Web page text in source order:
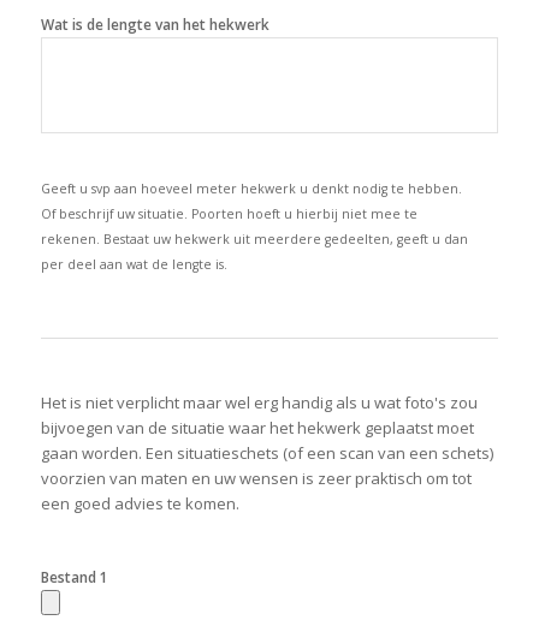
Wat is de lengte van het hekwerk
Geeft u svp aan hoeveel meter hekwerk u denkt nodig te hebben.
Of beschrijf uw situatie. Poorten hoeft u hierbij niet mee te
rekenen. Bestaat uw hekwerk uit meerdere gedeelten, geeft u dan
per deel aan wat de lengte is.
Het is niet verplicht maar wel erg handig als u wat foto's zou
bijvoegen van de situatie waar het hekwerk geplaatst moet
gaan worden. Een situatieschets (of een scan van een schets)
voorzien van maten en uw wensen is zeer praktisch om tot
een goed advies te komen.
Bestand 1